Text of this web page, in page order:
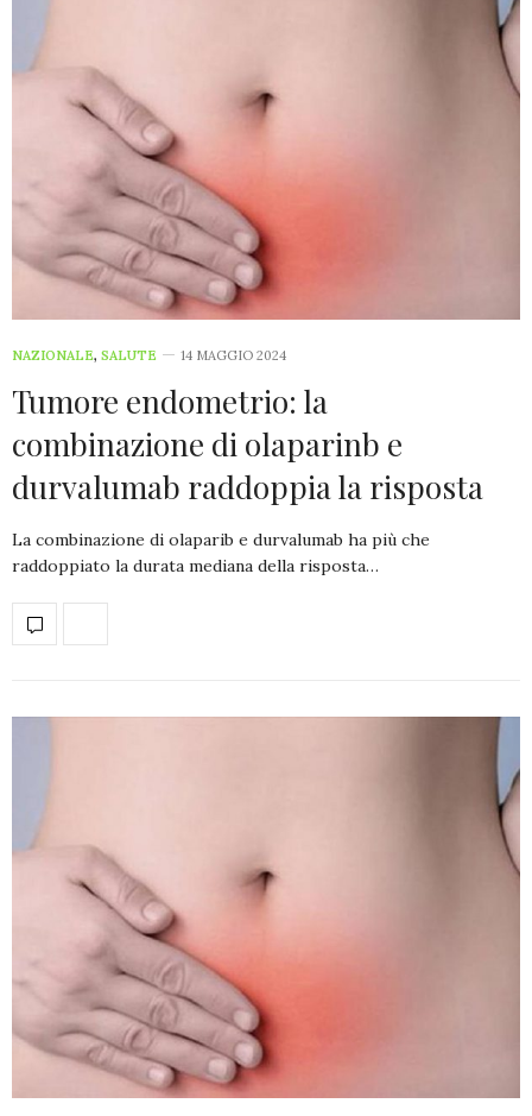
NAZIONALE, SALUTE 14 MAGGIO 2024
Tumore endometrio: la
combinazione di olaparinb e
durvalumab raddoppia la risposta
La combinazione di olaparib e durvalumab ha più che
raddoppiato la durata mediana della risposta…